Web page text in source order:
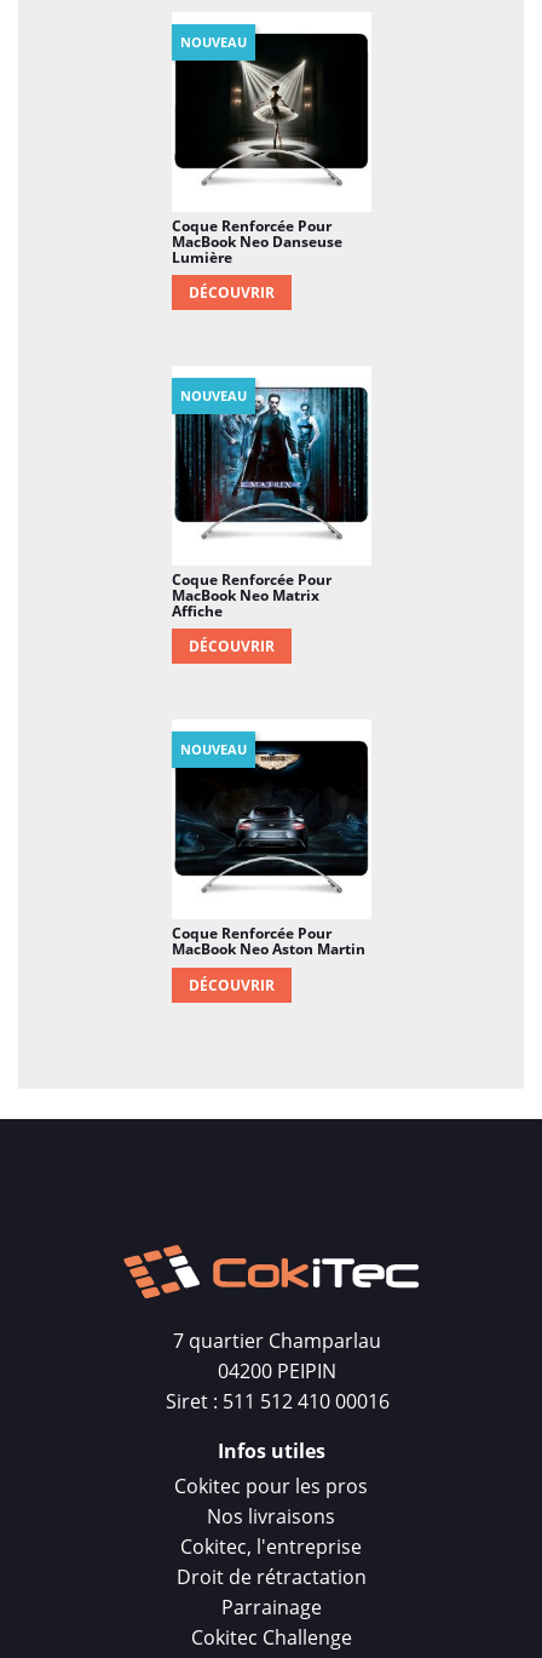
Coque Renforcée Pour
MacBook Neo Danseuse
Lumière
DÉCOUVRIR
NOUVEAU
Coque Renforcée Pour
MacBook Neo Matrix
Affiche
DÉCOUVRIR
NOUVEAU
Coque Renforcée Pour
MacBook Neo Aston Martin
DÉCOUVRIR
NOUVEAU
7 quartier Champarlau
04200 PEIPIN
Siret : 511 512 410 00016
Infos utiles
Cokitec pour les pros
Nos livraisons
Cokitec, l'entreprise
Droit de rétractation
Parrainage
Cokitec Challenge